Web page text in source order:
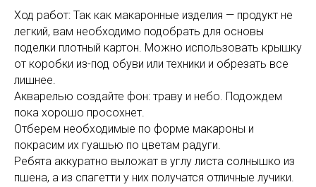
Ход работ: Так как макаронные изделия — продукт не
легкий, вам необходимо подобрать для основы
поделки плотный картон. Можно использовать крышку
от коробки из-под обуви или техники и обрезать все
лишнее.
Акварелью создайте фон: траву и небо. Подождем
пока хорошо просохнет.
Отберем необходимые по форме макароны и
покрасим их гуашью по цветам радуги.
Ребята аккуратно выложат в углу листа солнышко из
пшена, а из спагетти у них получатся отличные лучики.